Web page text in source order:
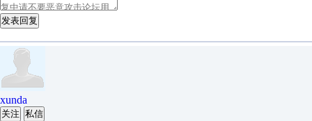
发表回复
xunda
关注 私信